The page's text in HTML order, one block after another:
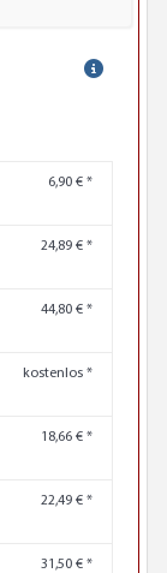
6,90 € *
24,89 € *
44,80 € *
kostenlos *
18,66 € *
22,49 € *
31,50 € *